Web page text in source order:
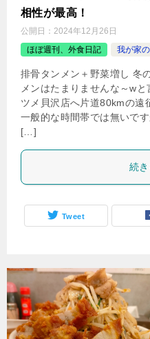
相性が最高！
公開日： 2024年12月26日
ほぼ週刊、外食日記
我が家
排骨タンメン＋野菜増し 冬
メンはたまりませんな～w
ツメ貝沢店へ片道80kmの遠
一般的な時間帯では無いで
[…]
続
Tweet